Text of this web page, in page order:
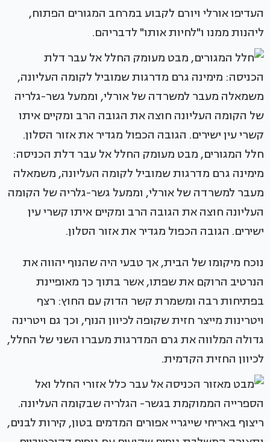
העדיפו אורלי ויורם לקבוע במרחב המגורים הפתוח,
ליהנות ממנו ו"לחיות אותו" לדבריהם.
חלל המגורים, מבט מעומק החלל אל עבר דלת הכניסה:
מימינה גרם מדרגות שמוביל לקומה העליונה, משמאלה
מעבר למשרדה של אורלי, וממעל גשר-גלריה של הקומה
העליונה חוצה את הגובה הרב ומקיים איתו קשרי עין
ישירים. הגובה הכפול מגדיר את אזור הסלון.
נוכח מיקומו של הבית, אך טבעי היה שהנוף יהווה את
הנרטיב הרוקם את שפתו, אשר בתוך כך מאופיינת
בפתיחות רבה ומשמרת קשר הדוק עם החוץ: רצף
ויטרינות מייצר חזית שקופה לכיוון הנוף, וכך גם ויטרינה
גדולה המלווה את גרם המדרגות מעברו השני של החלל,
לכיוון החזית הקדמית.